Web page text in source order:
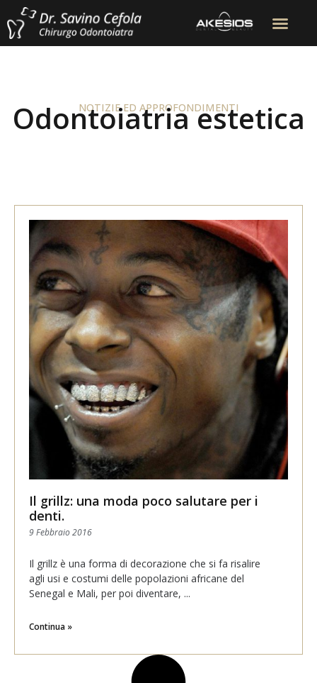
NOTIZIE ED APPROFONDIMENTI
Odontoiatria estetica
Il grillz: una moda poco salutare per i
denti.
9 Febbraio 2016
Il grillz è una forma di decorazione che si fa risalire
agli usi e costumi delle popolazioni africane del
Senegal e Mali, per poi diventare,
Continua »